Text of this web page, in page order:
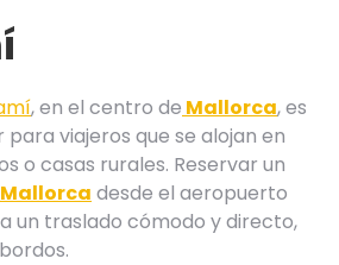
, en el centro de Mallorca, es
viajeros que se alojan en
o casas rurales. Reservar un
desde el aeropuerto
un traslado cómodo y directo,